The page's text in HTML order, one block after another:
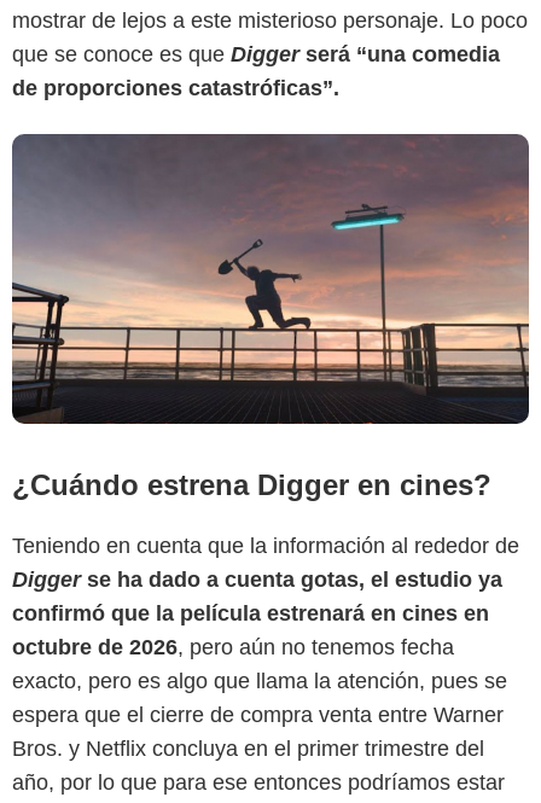
mostrar de lejos a este misterioso personaje. Lo poco
que se conoce es que Diggerserá “una comedia
de proporciones catastróficas”.
¿Cuándo estrena Digger en cines?
Teniendo en cuenta que la información al rededor de
Diggerse ha dado a cuenta gotas, el estudio ya
confirmó que la película estrenará en cines en
octubre de 2026, pero aún no tenemos fecha
exacto, pero es algo que llama la atención, pues se
espera que el cierre de compra venta entre Warner
Bros. y Netflix concluya en el primer trimestre del
año, por lo que para ese entonces podríamos estar